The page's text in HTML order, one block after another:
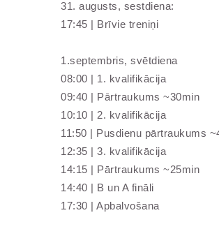
31. augusts, sestdiena:
17:45 | Brīvie treniņi
1.septembris, svētdiena
08:00 | 1. kvalifikācija
09:40 | Pārtraukums ~30min
10:10 | 2. kvalifikācija
11:50 | Pusdienu pārtraukums
12:35 | 3. kvalifikācija
14:15 | Pārtraukums ~25min
14:40 | B un A fināli
17:30 | Apbalvošana